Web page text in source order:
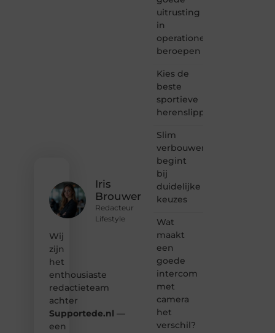
Iris
Brouwer
Redacteur
Lifestyle
Wij
zijn
het
enthousiaste
redactieteam
achter
Supportede.nl —
een
uitrusting
in
operationele
beroepen
Kies de
beste
sportieve
herenslippers
Slim
verbouwen
begint
bij
duidelijke
keuzes
Wat
maakt
een
goede
intercom
met
camera
het
verschil?